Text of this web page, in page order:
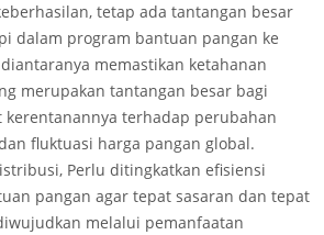
tetap ada tantangan besar
dalam program bantuan pangan ke
memastikan ketahanan
merupakan tantangan besar bagi
kerentanannya terhadap perubahan
fluktuasi harga pangan global.
Perlu ditingkatkan efisiensi
pangan agar tepat sasaran dan tepat
melalui pemanfaatan